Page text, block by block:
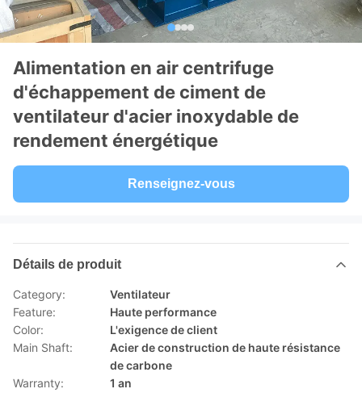
Alimentation en air centrifuge
d'échappement de ciment de
ventilateur d'acier inoxydable de
rendement énergétique
Renseignez-vous
Détails de produit
Category:
Ventilateur
Feature:
Haute performance
Color:
L'exigence de client
Main Shaft:
Acier de construction de haute résistance
de carbone
Warranty:
1 an